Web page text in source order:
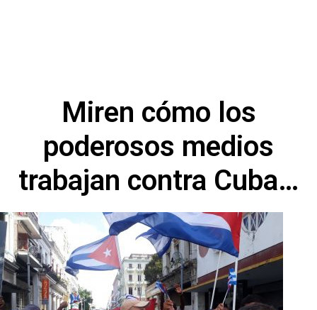
Miren cómo los
poderosos medios
trabajan contra Cuba…